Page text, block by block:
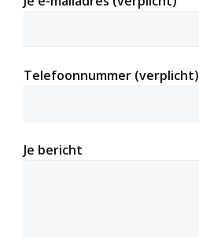
Telefoonnummer (verplicht)
Je bericht